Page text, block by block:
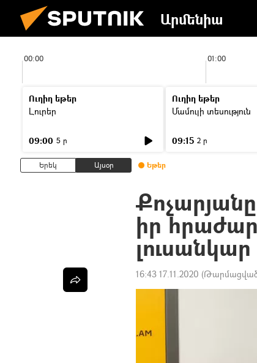
Արմենիա
00:00 01:00
Ուղիղ եթեր
Լուրեր
09:00 5 ր
Ուղիղ եթեր
Մամուլի տեսություն
09:15 2 ր
Երեկ Այսօր Եթեր
իր
լուսանկար
16:43 17.11.2020